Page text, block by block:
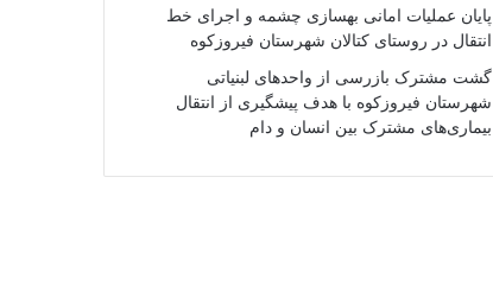
پایان عملیات امانی بهسازی چشمه و اجرای خط
انتقال در روستای کتالان شهرستان فیروزکوه
گشت مشترک بازرسی از واحدهای لبنیاتی
شهرستان فیروزکوه با هدف پیشگیری از انتقال
بیماری‌های مشترک بین انسان و دام